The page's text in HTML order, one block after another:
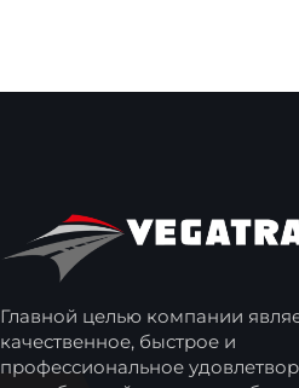
Главной целью компании
качественное, быстрое и
профессиональное